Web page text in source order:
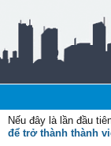
Nếu đây là lần đầu
để trở thành thành